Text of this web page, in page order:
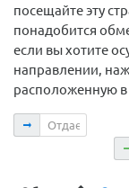
посещайте эту
понадобится
если вы хотите
направлении,
расположенную
Отдаете